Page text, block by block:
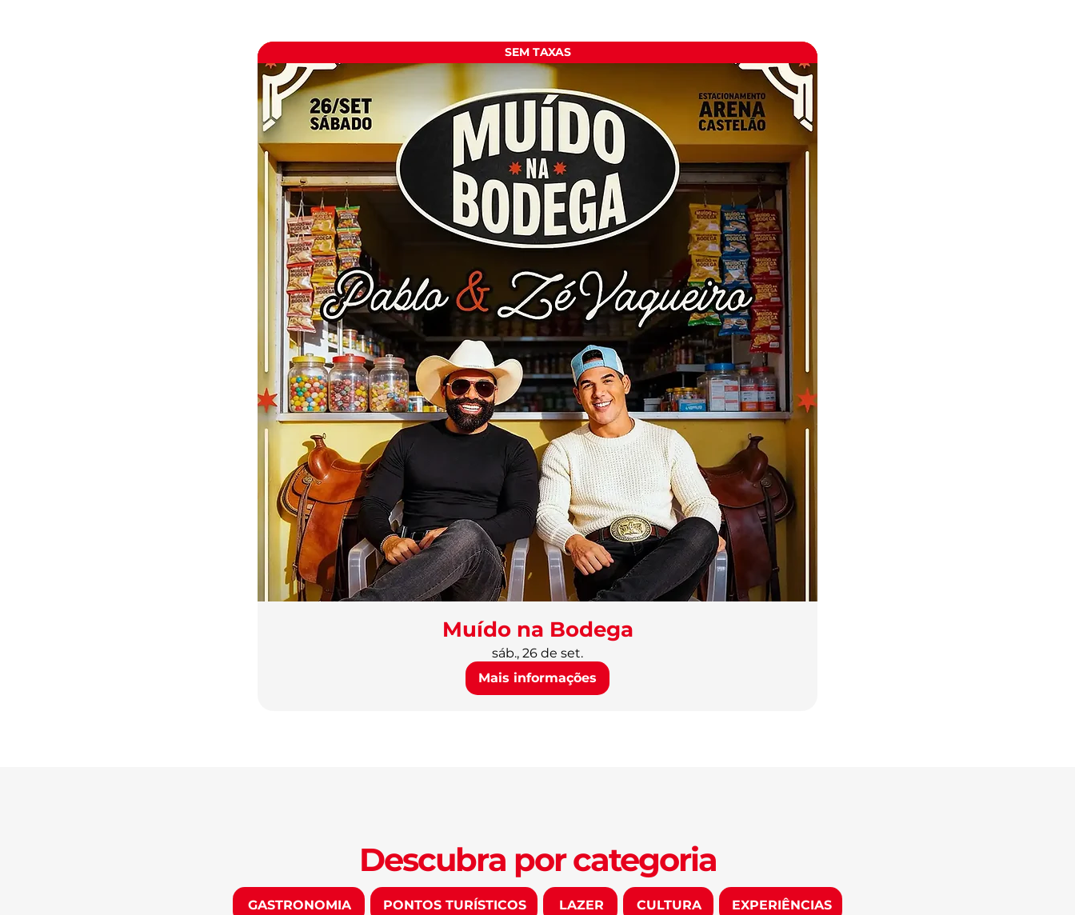
SEM TAXAS
Muído na Bodega
sáb., 26 de set.
Mais informações
Descubra por categoria
GASTRONOMIA PONTOS TURÍSTICOS LAZER CULTURA EXPERIÊNCIAS